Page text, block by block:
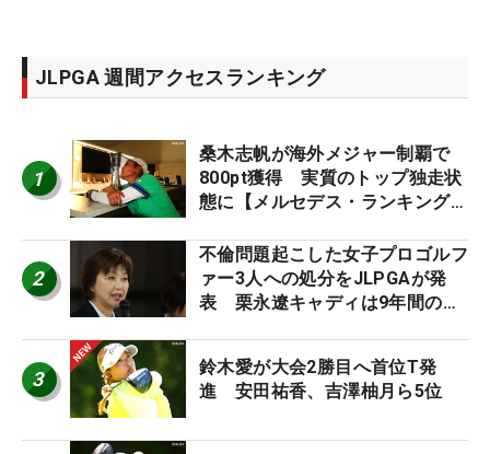
JLPGA 週間アクセスランキング
1
桑木志帆が海外メジャー制覇で
800pt獲得 実質のトップ独走状
態に【メルセデス・ランキング番
2
不倫問題起こした女子プロゴルフ
ァー3人への処分をJLPGAが発
表 栗永遼キャディは9年間の立
3
鈴木愛が大会2勝目へ首位T発
進 安田祐香、吉澤柚月ら5位